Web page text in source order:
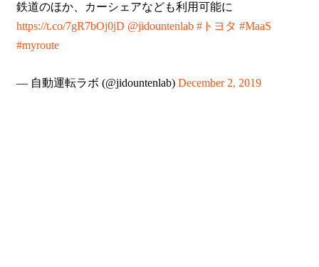
鉄道のほか、カーシェアなども利用可能に
https://t.co/7gR7bOj0jD @jidountenlab #トヨタ #MaaS
#myroute
— 自動運転ラボ (@jidountenlab) December 2, 2019